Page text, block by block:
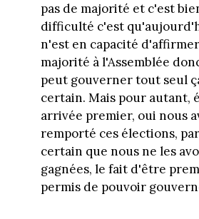
pas de majorité et c'est
difficulté c'est
n'est en capacité
majorité à l'Assemblée
peut gouverner tout seul
certain. Mais pour autant,
arrivée premier, oui nous
remporté ces élections,
certain que nous ne les
gagnées, le fait d'être
permis de pouvoir